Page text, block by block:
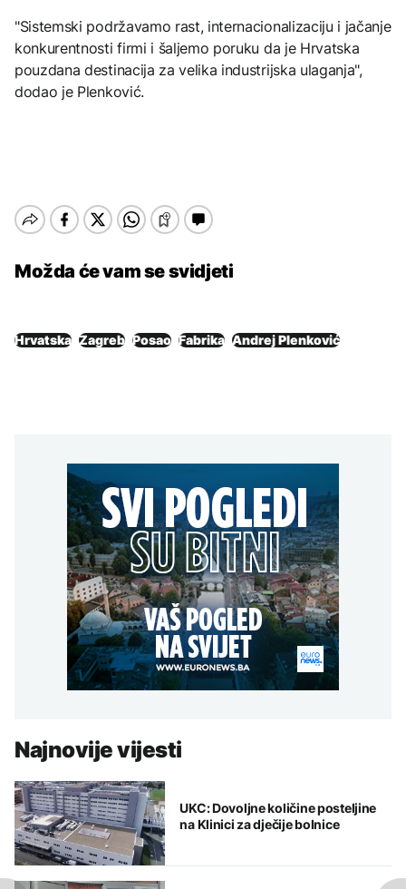
"Sistemski podržavamo rast, internacionalizaciju i jačanje
konkurentnosti firmi i šaljemo poruku da je Hrvatska
pouzdana destinacija za velika industrijska ulaganja",
dodao je Plenković.
Možda će vam se svidjeti
Hrvatska Zagreb Posao Fabrika Andrej Plenković
Najnovije vijesti
UKC: Dovoljne količine posteljine
na Klinici za dječije bolnice